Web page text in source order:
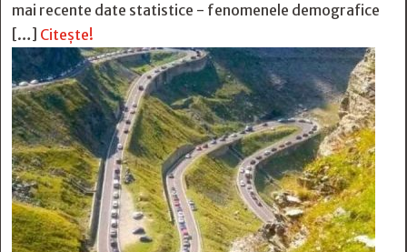
mai recente date statistice - fenomenele demografice
[…] Citește!